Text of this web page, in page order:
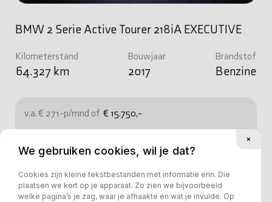
BMW 2 Serie Active Tourer 218iA EXECUTIVE
Kilometerstand
64.327 km
Bouwjaar
2017
Brandstof
Benzine
v.a. € 271-p/mnd of € 15.750,-
Bekijk deze auto
We gebruiken cookies, wil je dat?
Cookies zijn kleine tekstbestanden met informatie erin. Die
plaatsen we kort op je apparaat. Zo zien we bijvoorbeeld
welke pagina’s je zag, waar je afhaakte en wat je invulde. Op